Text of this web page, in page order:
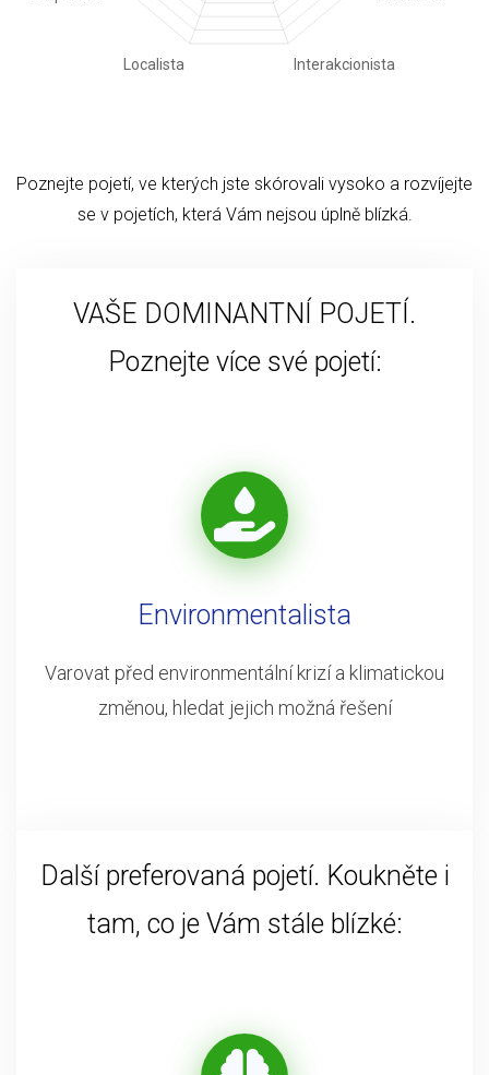
Poznejte pojetí, ve kterých jste skórovali vysoko a rozvíjejte
se v pojetích, která Vám nejsou úplně blízká.
VAŠE DOMINANTNÍ POJETÍ.
Poznejte více své pojetí:
Environmentalista
Varovat před environmentální krizí a klimatickou
změnou, hledat jejich možná řešení
Další preferovaná pojetí. Koukněte i
tam, co je Vám stále blízké: